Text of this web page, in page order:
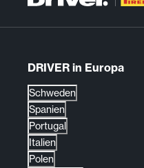
DRIVER in Europa
Schweden
Spanien
Portugal
Italien
Polen